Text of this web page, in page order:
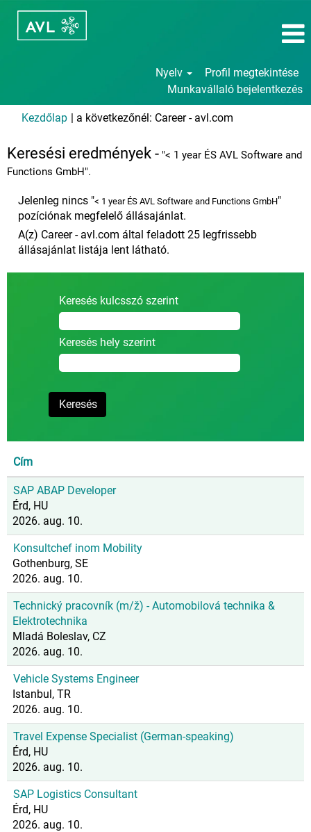
Nyelv
Profil megtekintése
Munkavállaló bejelentkezés
Kezdőlap | a következőnél: Career - avl.com
Keresési eredmények - "< 1 year ÉS AVL Software and
Functions GmbH".
Jelenleg nincs "< 1 year ÉS AVL Software and Functions GmbH"
pozíciónak megfelelő állásajánlat.
A(z) Career - avl.com által feladott 25 legfrissebb
állásajánlat listája lent látható.
Keresés kulcsszó szerint
Keresés hely szerint
Cím
SAP ABAP Developer
Érd, HU
2026. aug. 10.
Konsultchef inom Mobility
Gothenburg, SE
2026. aug. 10.
Technický pracovník (m/ž) - Automobilová technika &
Elektrotechnika
Mladá Boleslav, CZ
2026. aug. 10.
Vehicle Systems Engineer
Istanbul, TR
2026. aug. 10.
Travel Expense Specialist (German-speaking)
Érd, HU
2026. aug. 10.
SAP Logistics Consultant
Érd, HU
2026. aug. 10.